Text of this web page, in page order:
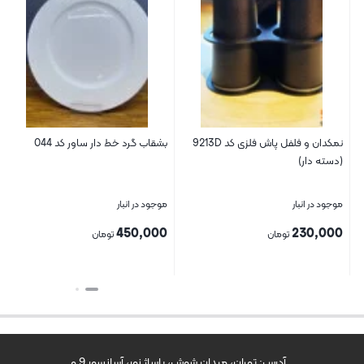
نمکدان و فلفل پاش فلزی کد 9213D
(دسته دار)
موجود در انبار
230,000 تومان
بشقاب گرد خط دار ساور کد 044
موجود در انبار
450,000تومان